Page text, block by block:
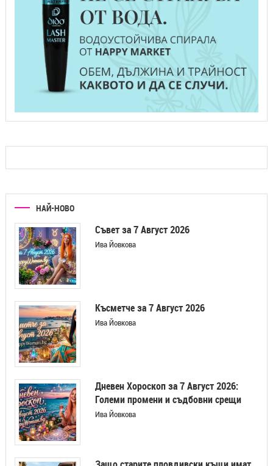
НАЙ-НОВО
Съвет за 7 Август 2026
Ива Йовкова
Късметче за 7 Август 2026
Ива Йовкова
Дневен Хороскоп за 7 Август 2026:
Големи промени и съдбовни срещи
Ива Йовкова